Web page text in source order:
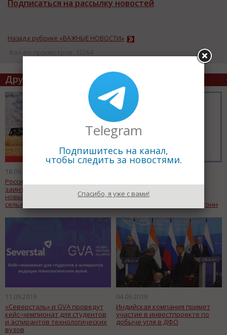
Подписаться на рассылку новостей
Назад к рубрике «ВАЖНЫЕ НОВОСТИ»
Кол-во просмотров: 12264
Другие статьи по теме
18.09.2019
Россия и Казахстан
заинтересованы в реализации
новых совместных проектов в
сельхозмашиностроении
увеличить пропускную
способность более 10 млн тонн
11.09.2019
«Северсталь» и GVA проведут
кейс-чемпионат для студентов
и аспирантов технологических
вузов
04.09.2019
Индийская компания примет
участие в инвестпроекте по
добыче угля в ДФО
Telegram
Подпишитесь на канал,
чтобы следить за новостями.
Спасибо, я уже с вами!